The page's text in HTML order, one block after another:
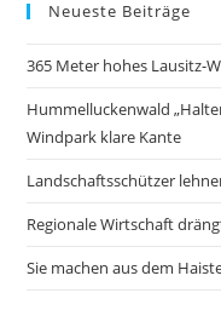
Neueste Beiträge
365 Meter hohes Lausitz-
Hummelluckenwald
Windpark klare Kante
Landschaftsschützer
Regionale Wirtschaft
Sie machen aus dem